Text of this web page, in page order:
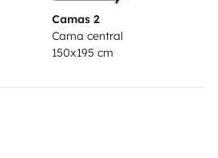
Camas 2
Cama central
150x195 cm